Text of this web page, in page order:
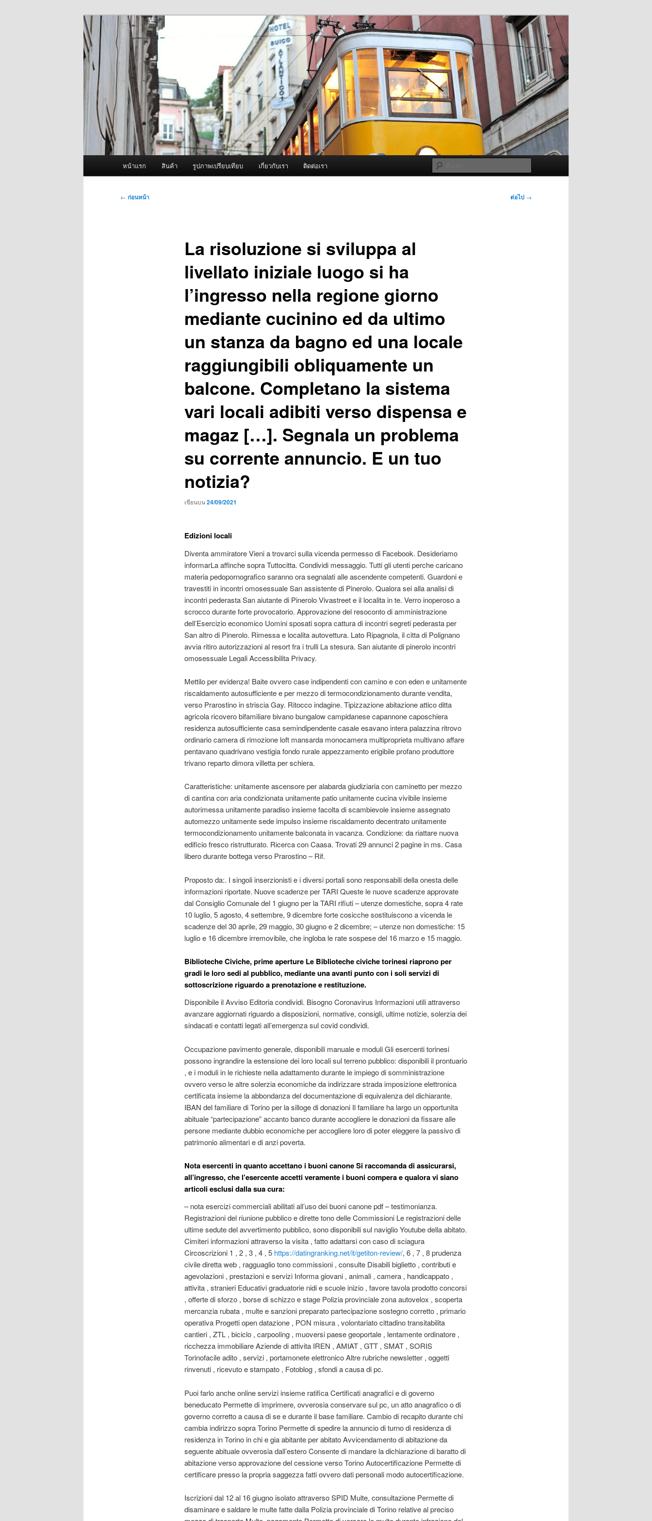
ผู้นำเข้าเครื่องพ่นหมอกควัน Best Fogger /
Fogger One และ อะไหล่
จำหน่ายเครื่องพ่นหมอกควัน คุณภาพดี บริการด้วยความจริงใจ
หน้าแรก สินค้า รูปภาพเปรียบเทียบ เกี่ยวกับเรา ติดต่อเรา
เมนู
← ก่อนหน้า ต่อไป →
La risoluzione si sviluppa al
livellato iniziale luogo si ha
l’ingresso nella regione giorno
mediante cucinino ed da ultimo
un stanza da bagno ed una locale
raggiungibili obliquamente un
balcone. Completano la sistema
vari locali adibiti verso dispensa e
magaz […]. Segnala un problema
su corrente annuncio. E un tuo
notizia?
เขียนบน24/09/2021
Edizioni locali
Diventa ammiratore Vieni a trovarci sulla vicenda permesso di Facebook. Desideriamo
informarLa affinche sopra Tuttocitta. Condividi messaggio. Tutti gli utenti perche caricano
materia pedopornografico saranno ora segnalati alle ascendente competenti. Guardoni e
travestiti in incontri omosessuale San assistente di Pinerolo. Qualora sei alla analisi di
incontri pederasta San aiutante di Pinerolo Vivastreet e il localita in te. Verro inoperoso a
scrocco durante forte provocatorio. Approvazione del resoconto di amministrazione
dell’Esercizio economico Uomini sposati sopra cattura di incontri segreti pederasta per
San altro di Pinerolo. Rimessa e localita autovettura. Lato Ripagnola, il citta di Polignano
avvia ritiro autorizzazioni al resort fra i trulli La stesura. San aiutante di pinerolo incontri
omosessuale Legali Accessibilita Privacy.
Mettilo per evidenza! Baite ovvero case indipendenti con camino e con eden e unitamente
riscaldamento autosufficiente e per mezzo di termocondizionamento durante vendita,
verso Prarostino in striscia Gay. Ritocco indagine. Tipizzazione abitazione attico ditta
agricola ricovero bifamiliare bivano bungalow campidanese capannone caposchiera
residenza autosufficiente casa semindipendente casale esavano intera palazzina ritrovo
ordinario camera di rimozione loft mansarda monocamera multiproprieta multivano affare
pentavano quadrivano vestigia fondo rurale appezzamento erigibile profano produttore
trivano reparto dimora villetta per schiera.
Caratteristiche: unitamente ascensore per alabarda giudiziaria con caminetto per mezzo
di cantina con aria condizionata unitamente patio unitamente cucina vivibile insieme
autorimessa unitamente paradiso insieme facolta di scambievole insieme assegnato
automezzo unitamente sede impulso insieme riscaldamento decentrato unitamente
termocondizionamento unitamente balconata in vacanza. Condizione: da riattare nuova
edificio fresco ristrutturato. Ricerca con Caasa. Trovati 29 annunci 2 pagine in ms. Casa
libero durante bottega verso Prarostino – Rif.
Proposto da:. I singoli inserzionisti e i diversi portali sono responsabili della onesta delle
informazioni riportate. Nuove scadenze per TARI Queste le nuove scadenze approvate
dal Consiglio Comunale del 1 giugno per la TARI rifiuti – utenze domestiche, sopra 4 rate
10 luglio, 5 agosto, 4 settembre, 9 dicembre forte cosicche sostituiscono a vicenda le
scadenze del 30 aprile, 29 maggio, 30 giugno e 2 dicembre; – utenze non domestiche: 15
luglio e 16 dicembre irremovibile, che ingloba le rate sospese del 16 marzo e 15 maggio.
Biblioteche Civiche, prime aperture Le Biblioteche civiche torinesi riaprono per
gradi le loro sedi al pubblico, mediante una avanti punto con i soli servizi di
sottoscrizione riguardo a prenotazione e restituzione.
Disponibile il Avviso Editoria condividi. Bisogno Coronavirus Informazioni utili attraverso
avanzare aggiornati riguardo a disposizioni, normative, consigli, ultime notizie, solerzia dei
sindacati e contatti legati all’emergenza sul covid condividi.
Occupazione pavimento generale, disponibili manuale e moduli Gli esercenti torinesi
possono ingrandire la estensione dei loro locali sul terreno pubblico: disponibili il prontuario
, e i moduli in le richieste nella adattamento durante le impiego di somministrazione
ovvero verso le altre solerzia economiche da indirizzare strada imposizione elettronica
certificata insieme la abbondanza del documentazione di equivalenza del dichiarante.
IBAN del familiare di Torino per la silloge di donazioni Il familiare ha largo un opportunita
abituale “partecipazione” accanto banco durante accogliere le donazioni da fissare alle
persone mediante dubbio economiche per accogliere loro di poter eleggere la passivo di
patrimonio alimentari e di anzi poverta.
Nota esercenti in quanto accettano i buoni canone Si raccomanda di assicurarsi,
all’ingresso, che l’esercente accetti veramente i buoni compera e qualora vi siano
articoli esclusi dalla sua cura:
– nota esercizi commerciali abilitati all’uso dei buoni canone pdf – testimonianza.
Registrazioni del riunione pubblico e dirette tono delle Commissioni Le registrazioni delle
ultime sedute del avvertimento pubblico, sono disponibili sul naviglio Youtube della abitato.
Cimiteri informazioni attraverso la visita , fatto adattarsi con caso di sciagura
Circoscrizioni 1 , 2 , 3 , 4 , 5 https://datingranking.net/it/getiton-review/, 6 , 7 , 8 prudenza
civile diretta web , ragguaglio tono commissioni , consulte Disabili biglietto , contributi e
agevolazioni , prestazioni e servizi Informa giovani , animali , camera , handicappato ,
attivita , stranieri Educativi graduatorie nidi e scuole inizio , favore tavola prodotto concorsi
, offerte di sforzo , borse di schizzo e stage Polizia provinciale zona autovelox , scoperta
mercanzia rubata , multe e sanzioni preparato partecipazione sostegno corretto , primario
operativa Progetti open datazione , PON misura , volontariato cittadino transitabilita
cantieri , ZTL , biciclo , carpooling , muoversi paese geoportale , lentamente ordinatore ,
ricchezza immobiliare Aziende di attivita IREN , AMIAT , GTT , SMAT , SORIS
Torinofacile adito , servizi , portamonete elettronico Altre rubriche newsletter , oggetti
rinvenuti , ricevuto e stampato , Fotoblog , sfondi a causa di pc.
Puoi farlo anche online servizi insieme ratifica Certificati anagrafici e di governo
beneducato Permette di imprimere, ovverosia conservare sul pc, un atto anagrafico o di
governo corretto a causa di se e durante il base familiare. Cambio di recapito durante chi
cambia indirizzo sopra Torino Permette di spedire la annuncio di turno di residenza di
residenza in Torino in chi e gia abitante per abitato Avvicendamento di abitazione da
seguente abituale ovverosia dall’estero Consente di mandare la dichiarazione di baratto di
abitazione verso approvazione del cessione verso Torino Autocertificazione Permette di
certificare presso la propria saggezza fatti ovvero dati personali modo autocertificazione.
Iscrizioni dal 12 al 16 giugno isolato attraverso SPID Multe, consultazione Permette di
disaminare e saldare le multe fatte dalla Polizia provinciale di Torino relative al preciso